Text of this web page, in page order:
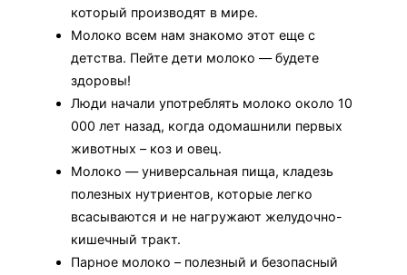
который производят в мире.
Молоко всем нам знакомо этот еще с
детства. Пейте дети молоко — будете
здоровы!
Люди начали употреблять молоко около 10
000 лет назад, когда одомашнили первых
животных – коз и овец.
Молоко — универсальная пища, кладезь
полезных нутриентов, которые легко
всасываются и не нагружают желудочно-
кишечный тракт.
Парное молоко – полезный и безопасный